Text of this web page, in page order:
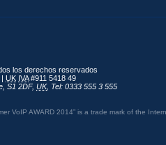
los derechos reservados
UK IVA#911 5418 49
S1 2DF, UK, Tel: 0333 555 3 555
VoIP AWARD 2014” is a trade mark of the